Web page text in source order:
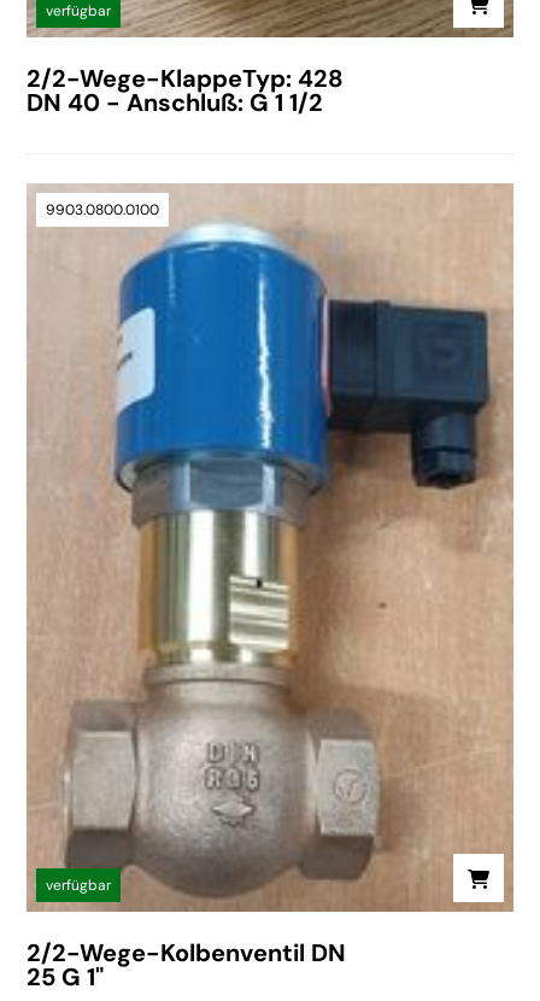
verfügbar
2/2-Wege-KlappeTyp: 428
DN 40 - Anschluß: G 1 1/2
9903.0800.0100
verfügbar
2/2-Wege-Kolbenventil DN
25 G 1"